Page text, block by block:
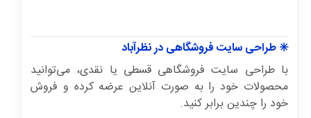
✳️ طراحی سایت فروشگاهی در نظرآباد
با طراحی سایت فروشگاهی قسطی یا نقدی، می‌توانید
محصولات خود را به صورت آنلاین عرضه کرده و فروش
خود را چندین برابر کنید.